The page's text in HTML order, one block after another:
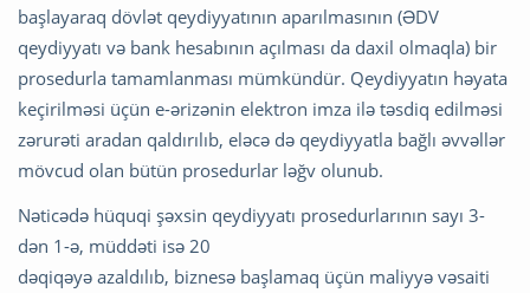
başlayaraq dövlət qeydiyyatının aparılmasının (ƏDV
qeydiyyatı və bank hesabının açılması da daxil olmaqla) bir
prosedurla tamamlanması mümkündür. Qeydiyyatın həyata
keçirilməsi üçün e-ərizənin elektron imza ilə təsdiq edilməsi
zərurəti aradan qaldırılıb, eləcə də qeydiyyatla bağlı əvvəllər
mövcud olan bütün prosedurlar ləğv olunub.
Nəticədə hüquqi şəxsin qeydiyyatı prosedurlarının sayı 3-
dən 1-ə, müddəti isə 20
dəqiqəyə azaldılıb, biznesə başlamaq üçün maliyyə vəsaiti